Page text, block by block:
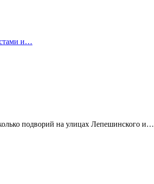
и…
подворий на улицах Лепешинского и…